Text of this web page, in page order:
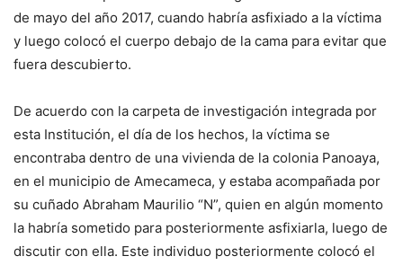
de mayo del año 2017, cuando habría asfixiado a la víctima
y luego colocó el cuerpo debajo de la cama para evitar que
fuera descubierto.
De acuerdo con la carpeta de investigación integrada por
esta Institución, el día de los hechos, la víctima se
encontraba dentro de una vivienda de la colonia Panoaya,
en el municipio de Amecameca, y estaba acompañada por
su cuñado Abraham Maurilio “N”, quien en algún momento
la habría sometido para posteriormente asfixiarla, luego de
discutir con ella. Este individuo posteriormente colocó el